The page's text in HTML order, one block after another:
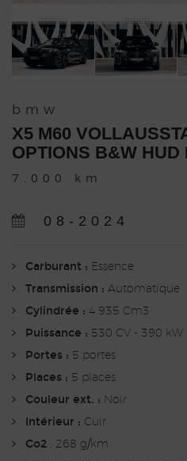
bmw
X5 M60
OPTIONS B&W HUD
7.000 km
08-2024
Carburant : Essence
Transmission : Automatique
Cylindrée : 4.935 Cm3
Puissance : 530 CV - 390 kW
Portes : 5 portes
Places : 5 places
Couleur ext. : Noir
Intérieur : Cuir
Co2 : 268 g/km